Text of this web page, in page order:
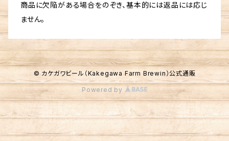
商品に欠陥がある場合をのぞき、基本的には返品には応じ
ません。
© カケガワビール（Kakegawa Farm Brewin）公式通販
Powered by